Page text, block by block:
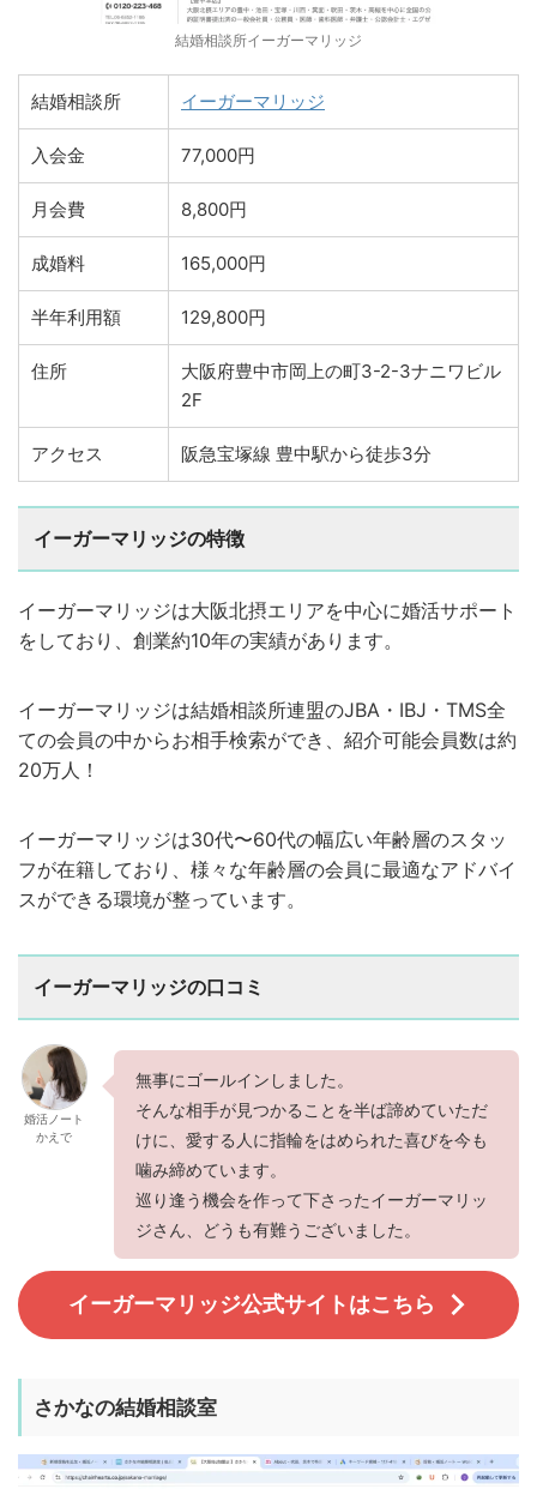
結婚相談所イーガーマリッジ
結婚相談所 イーガーマリッジ
入会金 77,000円
月会費 8,800円
成婚料 165,000円
半年利用額 129,800円
住所
大阪府豊中市岡上の町3-2-3ナニワビル
2F
アクセス 阪急宝塚線 豊中駅から徒歩3分
イーガーマリッジの特徴
イーガーマリッジは大阪北摂エリアを中心に婚活サポート
をしており、創業約10年の実績があります。
イーガーマリッジは結婚相談所連盟のJBA・IBJ・TMS全
ての会員の中からお相手検索ができ、紹介可能会員数は約
20万人！
イーガーマリッジは30代〜60代の幅広い年齢層のスタッ
フが在籍しており、様々な年齢層の会員に最適なアドバイ
スができる環境が整っています。
イーガーマリッジの口コミ
婚活ノート
かえで
無事にゴールインしました。
そんな相手が見つかることを半ば諦めていただ
けに、愛する人に指輪をはめられた喜びを今も
噛み締めています。
巡り逢う機会を作って下さったイーガーマリッ
ジさん、どうも有難うございました。
イーガーマリッジ公式サイトはこちら
さかなの結婚相談室